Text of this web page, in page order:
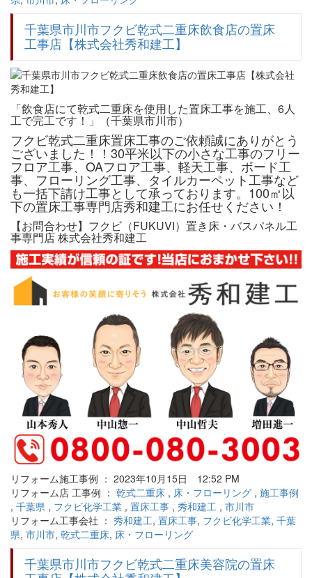
千葉県市川市フクビ乾式二重床飲食店の置床
工事店【株式会社秀和建工】
「飲食店にて乾式二重床を使用した置床工事を施工、6人
工で完工です！」（千葉県市川市）
フクビ乾式二重床置床工事のご依頼誠にありがとう
ございました！！30平米以下の小さな工事のフリー
フロア工事、OAフロア工事、軽天工事、ボード工
事、フローリング工事、タイルカーペット工事など
も一括下請け工事として承っております。100㎡以
下の置床工事専門店秀和建工にお任せください！
【お問合わせ】フクビ（FUKUVI）置き床・バスパネル工
事専門店 株式会社秀和建工
リフォーム施工事例 ： 2023年10月15日 12:52 PM
リフォーム店 工事例 ： 乾式二重床 , 床・フローリング , 施工事例
, 千葉県 , フクビ化学工業 , 置床工事 , 秀和建工 , 市川市
リフォーム工事会社 ： 秀和建工, 置床工事, フクビ化学工業, 千葉
県, 市川市, 乾式二重床, 床・フローリング
千葉県市川市フクビ乾式二重床美容院の置床